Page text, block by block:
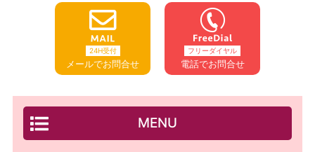
24H受付
メールでお問合せ
フリーダイヤル
電話でお問合せ
MENU